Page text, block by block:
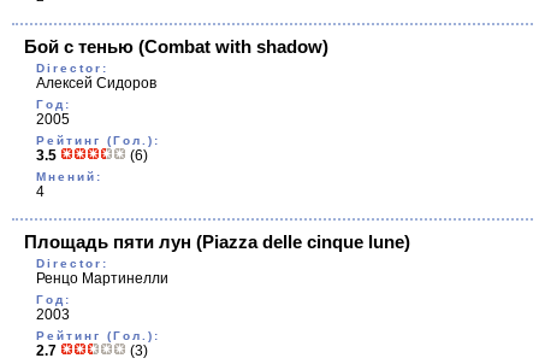
Бой с тенью (Combat with shadow)
Director:
Алексей Сидоров
Год:
2005
Рейтинг (Гол.):
3.5 (6)
Мнений:
4
Площадь пяти лун (Piazza delle cinque lune)
Director:
Ренцо Мартинелли
Год:
2003
Рейтинг (Гол.):
2.7 (3)